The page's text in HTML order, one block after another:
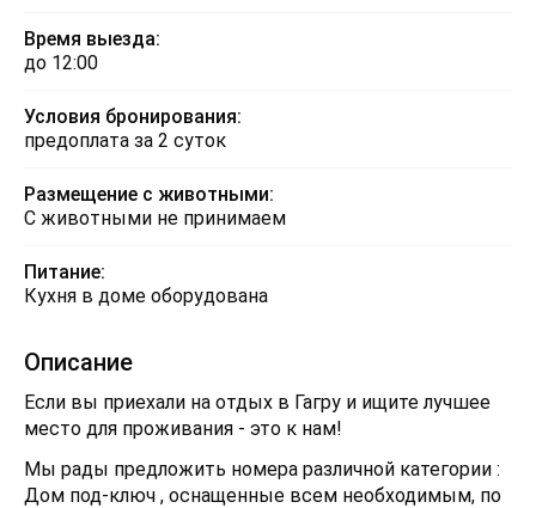
Время выезда:
до 12:00
Условия бронирования:
предоплата за 2 суток
Размещение с животными:
С животными не принимаем
Питание:
Кухня в доме оборудована
Описание
Если вы приехали на отдых в Гагру и ищите лучшее
место для проживания - это к нам!
Мы рады предложить номера различной категории :
Дом под-ключ , оснащенные всем необходимым, по